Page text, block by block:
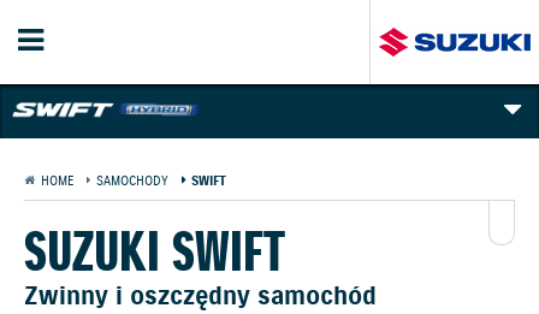
TECHNOLOGIE
HOME SAMOCHODY SWIFT
SUZUKI SWIFT
Zwinny i oszczędny samochód